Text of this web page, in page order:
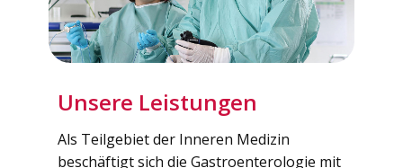
Unsere Leistungen
Als Teilgebiet der Inneren Medizin
beschäftigt sich die Gastroenterologie mit